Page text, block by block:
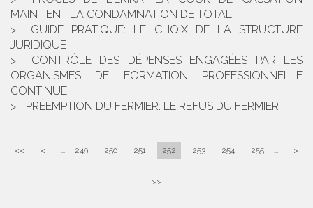
MAINTIENT LA CONDAMNATION DE TOTAL
GUIDE PRATIQUE: LE CHOIX DE LA STRUCTURE
JURIDIQUE
CONTRÔLE DES DÉPENSES ENGAGÉES PAR LES
ORGANISMES DE FORMATION PROFESSIONNELLE
CONTINUE
PRÉEMPTION DU FERMIER: LE REFUS DU FERMIER
<< < ... 249 250 251 252 253 254 255 ... >
>>